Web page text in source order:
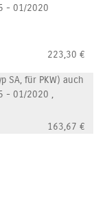
- 01/2020
223,30 €
SA, für PKW) auch
- 01/2020 ,
163,67 €